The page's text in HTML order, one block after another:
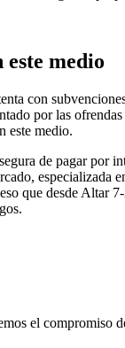
este medio
con
por las
este medio.
de pagar por
especializada
que desde Altar
el compromiso